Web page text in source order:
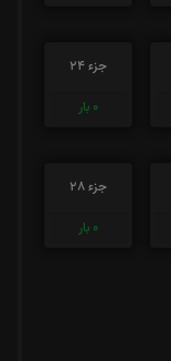
جزء 24
0 بار
جزء 28
0 بار